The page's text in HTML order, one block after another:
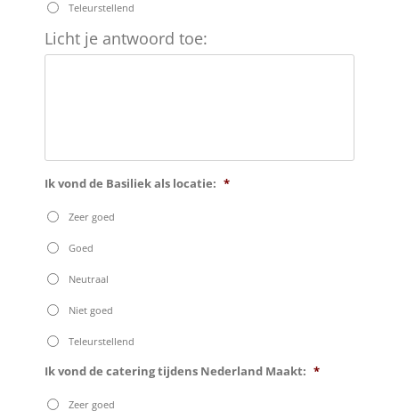
Teleurstellend
Licht
je
Licht je antwoord toe:
Ik vond de Basiliek als locatie: *
Zeer goed
Goed
Neutraal
Niet goed
Teleurstellend
Ik vond de catering tijdens Nederland Maakt: *
Zeer goed